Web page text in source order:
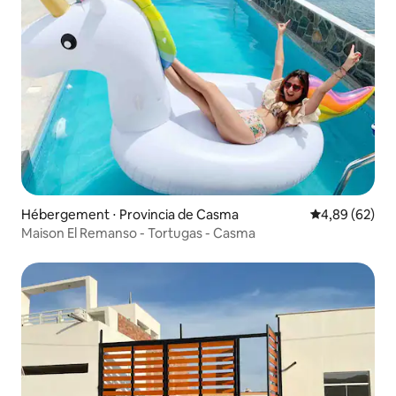
Hébergement ⋅ Provincia de Casma Évaluation
4,89 (62)
Maison El Remanso - Tortugas - Casma